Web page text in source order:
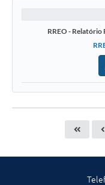
RREO - Relatório